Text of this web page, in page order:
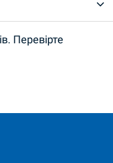
Перевірте